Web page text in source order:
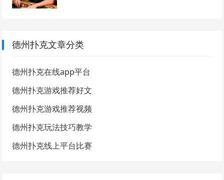
德州扑克文章分类
德州扑克在线app平台
德州扑克游戏推荐好文
德州扑克游戏推荐视频
德州扑克玩法技巧教学
德州扑克线上平台比赛